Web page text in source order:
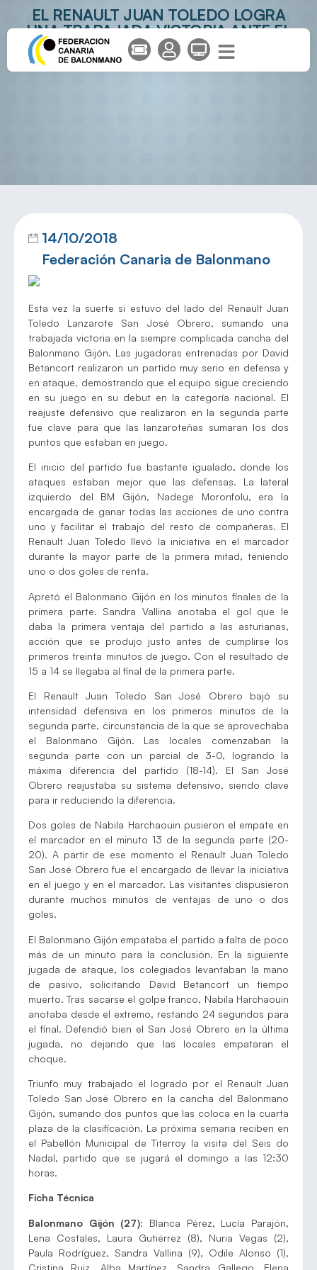
EL RENAULT JUAN TOLEDO LOGRA
UNA TRABAJADA VICTORIA ANTE EL
BM GIJÓN
14/10/2018
Federación Canaria de Balonmano
Esta vez la suerte si estuvo del lado del Renault Juan
Toledo Lanzarote San José Obrero, sumando una
trabajada victoria en la siempre complicada cancha del
Balonmano Gijón. Las jugadoras entrenadas por David
Betancort realizaron un partido muy serio en defensa y
en ataque, demostrando que el equipo sigue creciendo
en su juego en su debut en la categoría nacional. El
reajuste defensivo que realizaron en la segunda parte
fue clave para que las lanzaroteñas sumaran los dos
puntos que estaban en juego.
El inicio del partido fue bastante igualado, donde los
ataques estaban mejor que las defensas. La lateral
izquierdo del BM Gijón, Nadege Moronfolu, era la
encargada de ganar todas las acciones de uno contra
uno y facilitar el trabajo del resto de compañeras. El
Renault Juan Toledo llevó la iniciativa en el marcador
durante la mayor parte de la primera mitad, teniendo
uno o dos goles de renta.
Apretó el Balonmano Gijón en los minutos finales de la
primera parte. Sandra Vallina anotaba el gol que le
daba la primera ventaja del partido a las asturianas,
acción que se produjo justo antes de cumplirse los
primeros treinta minutos de juego. Con el resultado de
15 a 14 se llegaba al final de la primera parte.
El Renault Juan Toledo San José Obrero bajó su
intensidad defensiva en los primeros minutos de la
segunda parte, circunstancia de la que se aprovechaba
el Balonmano Gijón. Las locales comenzaban la
segunda parte con un parcial de 3-0, logrando la
máxima diferencia del partido (18-14). El San José
Obrero reajustaba su sistema defensivo, siendo clave
para ir reduciendo la diferencia.
Dos goles de Nabila Harchaouin pusieron el empate en
el marcador en el minuto 13 de la segunda parte (20-
20). A partir de ese momento el Renault Juan Toledo
San José Obrero fue el encargado de llevar la iniciativa
en el juego y en el marcador. Las visitantes dispusieron
durante muchos minutos de ventajas de uno o dos
goles.
El Balonmano Gijón empataba el partido a falta de poco
más de un minuto para la conclusión. En la siguiente
jugada de ataque, los colegiados levantaban la mano
de pasivo, solicitando David Betancort un tiempo
muerto. Tras sacarse el golpe franco, Nabila Harchaouin
anotaba desde el extremo, restando 24 segundos para
el final. Defendió bien el San José Obrero en la última
jugada, no dejando que las locales empataran el
choque.
Triunfo muy trabajado el logrado por el Renault Juan
Toledo San José Obrero en la cancha del Balonmano
Gijón, sumando dos puntos que las coloca en la cuarta
plaza de la clasificación. La próxima semana reciben en
el Pabellón Municipal de Titerroy la visita del Seis do
Nadal, partido que se jugará el domingo a las 12:30
horas.
Ficha Técnica
Balonmano Gijón (27): Blanca Pérez, Lucía Parajón,
Lena Costales, Laura Gutiérrez (8), Nuria Vegas (2),
Paula Rodríguez, Sandra Vallina (9), Odile Alonso (1),
Cristina Ruiz, Alba Martínez, Sandra Gallego, Elena